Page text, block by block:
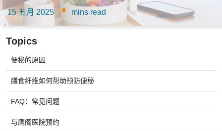
15 五月 2025 · mins read
Topics
便秘的原因
膳食纤维如何帮助预防便秘
FAQ：常见问题
与鹰阁医院预约